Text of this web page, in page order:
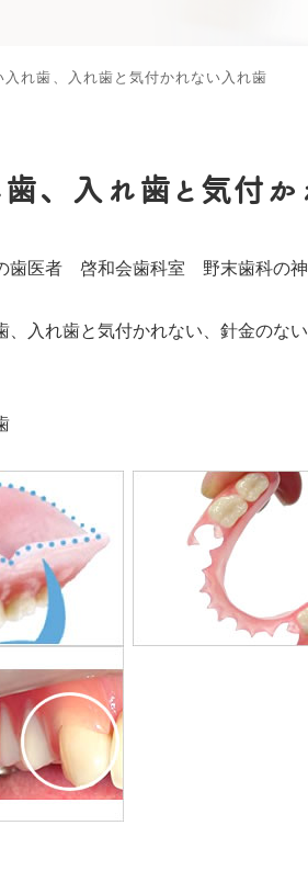
入れ歯、入れ歯と気付かれない入れ歯
歯、入れ歯と気付
医者 啓和会歯科室 野末歯科の神
、入れ歯と気付かれない、針金のな
れ歯 ノンク